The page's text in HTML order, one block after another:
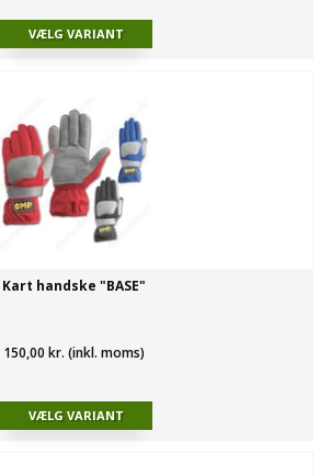
Kart handske "BASE"
150,00 kr. (inkl. moms)